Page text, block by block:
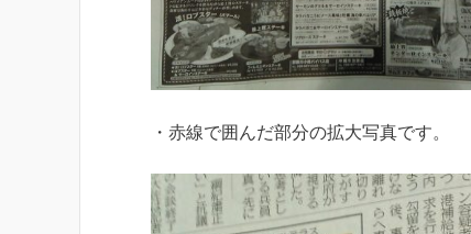
・赤線で囲んだ部分の拡大写真です。